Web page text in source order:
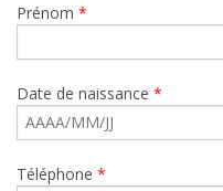
Prénom *
Date de naissance *
Téléphone *